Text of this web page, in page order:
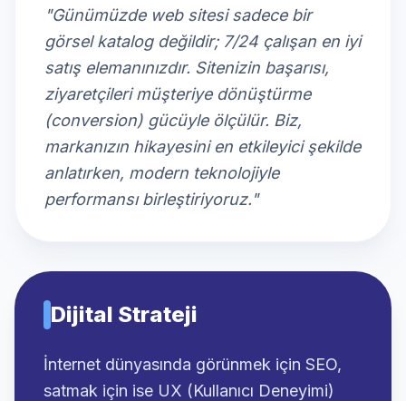
"Günümüzde web sitesi sadece bir
görsel katalog değildir; 7/24 çalışan en iyi
satış elemanınızdır. Sitenizin başarısı,
ziyaretçileri müşteriye dönüştürme
(conversion) gücüyle ölçülür. Biz,
markanızın hikayesini en etkileyici şekilde
anlatırken, modern teknolojiyle
performansı birleştiriyoruz."
Dijital Strateji
İnternet dünyasında görünmek için SEO,
satmak için ise UX (Kullanıcı Deneyimi)